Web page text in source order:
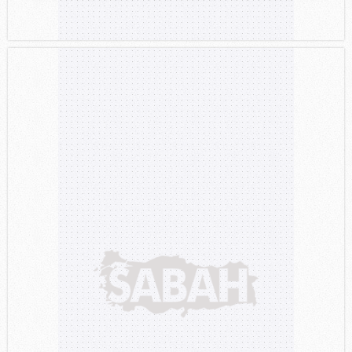
gösterilmeyecektir."
Sizlere daha iyi bir hizmet sunabilmek için İnternet
Sitemizde kendimize ve üçüncü kişilere ait çerezler
kullanılmaktadır. Bu çerezler vasıtasıyla çeşitli kişisel
verileriniz işlenmekte olup gerekli olan çerezler bilgi
toplumu hizmetlerinin sunulması amacıyla
kullanılmaktadır. Diğer çerezler, sitemizin daha işlevsel
kılınması ve kişiselleştirilmesi ve sizlere yönelik
reklam/pazarlama faaliyetlerinin yapılması, amaçlarıyla
sınırlı olarak açık rızanız dahilinde kullanılacaktır.
Çerezlere ilişkin tercihlerinizi aşağıda yer alan panel
vasıtasıyla belirleyebilirsiniz. Çerezlere ilişkin detaylı bilgi
için Ayarlar butonuna tıklayabilir, Çerez Bilgilendirme
Metnimiziziyaret edebilirsiniz.
6698 sayılı Kişisel Verilerin Korunması Kanunu uyarınca
hazırlanmış Aydınlatma Metnimizi okumak ve sitemizde